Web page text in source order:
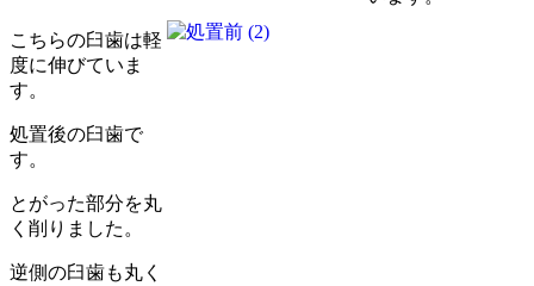
こちらの臼歯は軽
度に伸びていま
す。
処置後の臼歯で
す。
とがった部分を丸
く削りました。
逆側の臼歯も丸く